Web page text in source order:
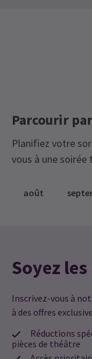
Parcourir
Planifiez votre
vous à une soirée
août
Soyez
Inscrivez-vous à
à des offres
Réductions
pièces de théâtre